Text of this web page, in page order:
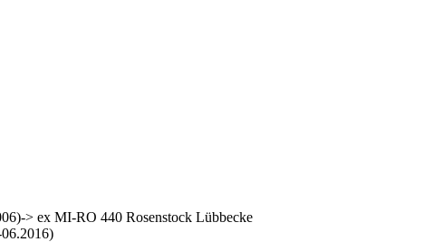
> ex MI-RO 440 Rosenstock Lübbecke